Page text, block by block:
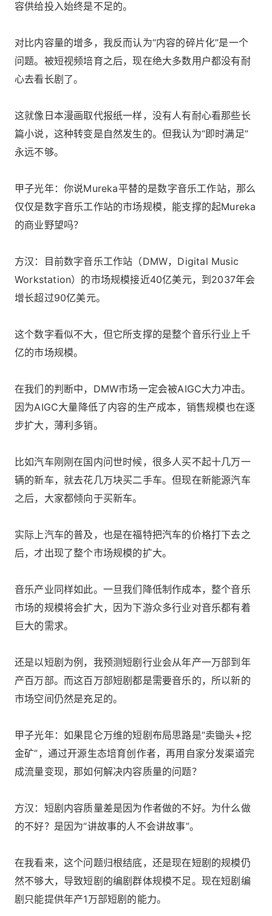
容供给投入始终是不足的。
对比内容量的增多，我反而认为“内容的碎片化”是一个
问题。被短视频培育之后，现在绝大多数用户都没有耐
心去看长剧了。
这就像日本漫画取代报纸一样，没有人有耐心看那些长
篇小说，这种转变是自然发生的。但我认为“即时满足”
永远不够。
甲子光年：你说Mureka平替的是数字音乐工作站，那么
仅仅是数字音乐工作站的市场规模，能支撑的起Mureka
的商业野望吗？
方汉：目前数字音乐工作站（DMW，Digital Music
Workstation）的市场规模接近40亿美元，到2037年会
增长超过90亿美元。
这个数字看似不大，但它所支撑的是整个音乐行业上千
亿的市场规模。
在我们的判断中，DMW市场一定会被AIGC大力冲击。
因为AIGC大量降低了内容的生产成本，销售规模也在逐
步扩大，薄利多销。
比如汽车刚刚在国内问世时候，很多人买不起十几万一
辆的新车，就去花几万块买二手车。但现在新能源汽车
之后，大家都倾向于买新车。
实际上汽车的普及，也是在福特把汽车的价格打下去之
后，才出现了整个市场规模的扩大。
音乐产业同样如此。一旦我们降低制作成本，整个音乐
市场的规模将会扩大，因为下游众多行业对音乐都有着
巨大的需求。
还是以短剧为例，我预测短剧行业会从年产一万部到年
产百万部。而这百万部短剧都是需要音乐的，所以新的
市场空间仍然是充足的。
甲子光年：如果昆仑万维的短剧布局思路是“卖锄头+挖
金矿”，通过开源生态培育创作者，再用自家分发渠道完
成流量变现，那如何解决内容质量的问题？
方汉：短剧内容质量差是因为作者做的不好。为什么做
的不好？是因为“讲故事的人不会讲故事”。
在我看来，这个问题归根结底，还是现在短剧的规模仍
然不够大，导致短剧的编剧群体规模不足。现在短剧编
剧只能提供年产1万部短剧的能力。